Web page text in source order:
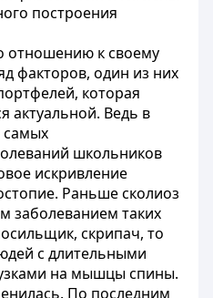
построения
отношению к своему
факторов, один из них
которая
актуальной. Ведь в
школьников
искривление
Раньше сколиоз
заболеванием таких
скрипач, то
с длительными
на мышцы спины.
По последним